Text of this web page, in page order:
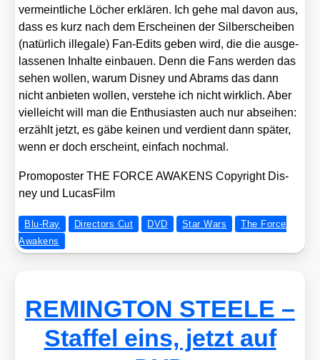
ver­meint­li­che Löcher erklä­ren. Ich gehe mal davon aus,
dass es kurz nach dem Erschei­nen der Sil­ber­schei­ben
(natür­lich ille­ga­le) Fan-Edits geben wird, die die aus­ge­
las­se­nen Inhal­te ein­bau­en. Denn die Fans wer­den das
sehen wol­len, war­um Dis­ney und Abrams das dann
nicht anbie­ten wol­len, ver­ste­he ich nicht wirk­lich. Aber
viel­leicht will man die Enthu­si­as­ten auch nur absei­hen:
erzählt jetzt, es gäbe kei­nen und ver­dient dann spä­ter,
wenn er doch erscheint, ein­fach noch­mal.
Pro­mo­pos­ter THE FORCE AWAKENS Copy­right Dis­
ney und Lucas­Film
Blu-Ray Directors Cut DVD Star Wars
The Force
Awakens
REMINGTON STEELE –
Staffel eins, jetzt auf